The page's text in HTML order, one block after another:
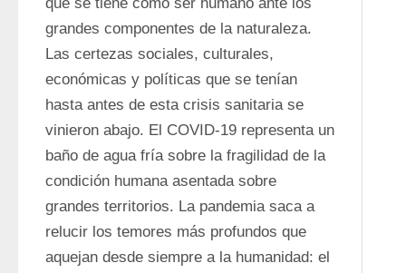
grandes componentes de la naturaleza.
Las certezas sociales, culturales,
económicas y políticas que se tenían
hasta antes de esta crisis sanitaria se
vinieron abajo. El COVID-19 representa un
baño de agua fría sobre la fragilidad de la
condición humana asentada sobre
grandes territorios. La pandemia saca a
relucir los temores más profundos que
aquejan desde siempre a la humanidad: el